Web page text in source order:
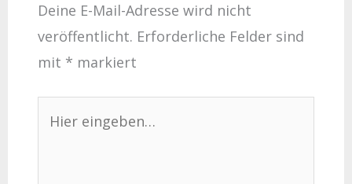
Deine E-Mail-Adresse wird nicht
veröffentlicht. Erforderliche Felder sind
mit * markiert
eingeben…